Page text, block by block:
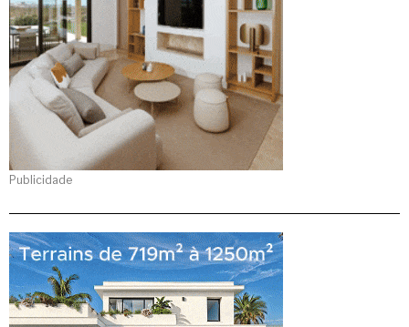
Publicidade